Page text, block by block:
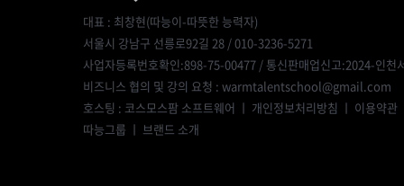
대표 : 최창현(따능이-따뜻한 능력자)
서울시 강남구 선릉로92길 28 / 010-3236-5271
사업자등록번호확인:898-75-00477 / 통신판매업신고:2024-인천
비즈니스 협의 및 강의 요청 : warmtalentschool@gmail.com
호스팅 : 코스모스팜 소프트웨어 ㅣ 개인정보처리방침 ㅣ 이용약관
따능그룹 ㅣ 브랜드 소개